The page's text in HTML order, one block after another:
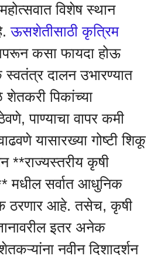
विशेष स्थान
ऊसशेतीसाठी कृत्रिम
कसा फायदा होऊ
दालन उभारण्यात
पिकांच्या
पाण्याचा वापर कमी
यासारख्या गोष्टी शिकू
**राज्यस्तरीय कृषी
मधील सर्वात आधुनिक
ठरणार आहे. तसेच, कृषी
इतर अनेक
नवीन दिशादर्शन